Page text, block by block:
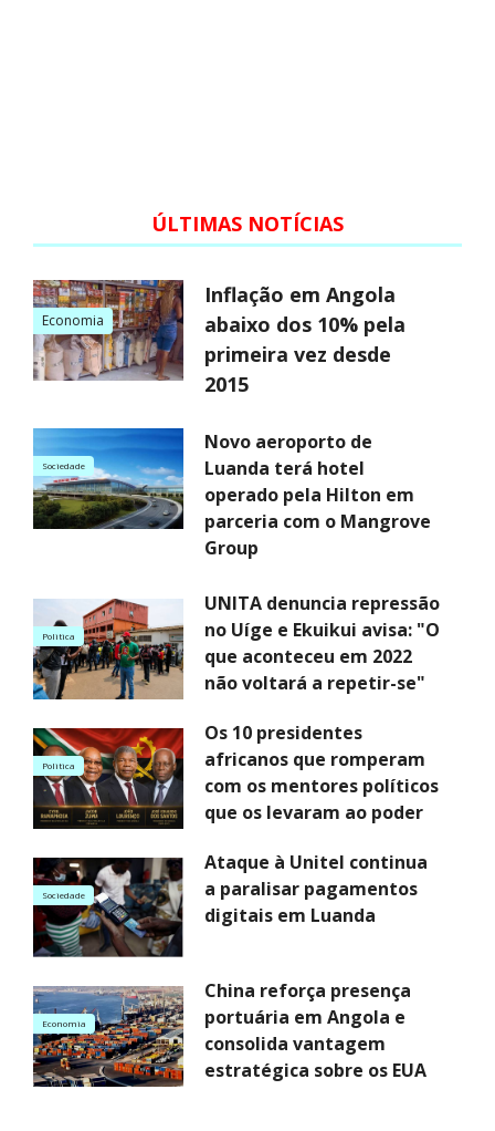
ÚLTIMAS NOTÍCIAS
Economia
Inflação em Angola
abaixo dos 10% pela
primeira vez desde
2015
Sociedade
Novo aeroporto de
Luanda terá hotel
operado pela Hilton em
parceria com o Mangrove
Group
Politica
UNITA denuncia repressão
no Uíge e Ekuikui avisa: "O
que aconteceu em 2022
não voltará a repetir-se"
Politica
Os 10 presidentes
africanos que romperam
com os mentores políticos
que os levaram ao poder
Sociedade
Ataque à Unitel continua
a paralisar pagamentos
digitais em Luanda
Economia
China reforça presença
portuária em Angola e
consolida vantagem
estratégica sobre os EUA